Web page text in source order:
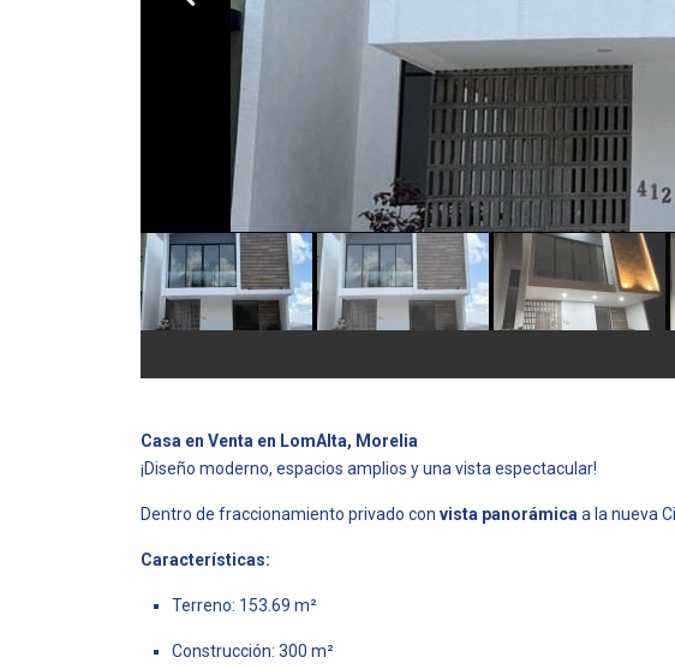
Casa en Venta en LomAlta, Morelia
¡Diseño moderno, espacios amplios y una vista espectacular!
Dentro de fraccionamiento privado con vista panorámica a la nueva
Características:
Terreno: 153.69 m²
Construcción: 300 m²